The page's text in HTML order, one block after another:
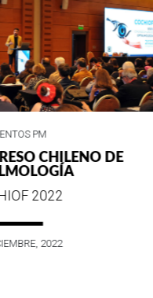
WRANGLER